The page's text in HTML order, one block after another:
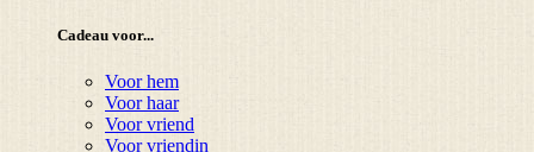
Cadeau voor...
Voor hem
Voor haar
Voor vriend
Voor vriendin